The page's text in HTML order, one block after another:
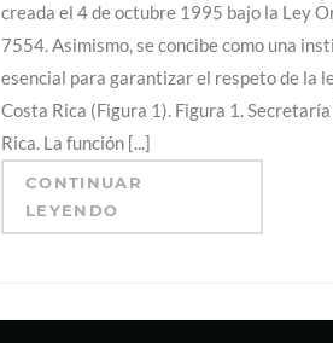
creada el 4 de octubre 1995 bajo la Ley
7554. Asimismo, se concibe como una
esencial para garantizar el respeto de la
Costa Rica (Figura 1). Figura 1.
Rica. La función [...]
CONTINUAR
LEYENDO